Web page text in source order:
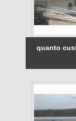
quanto